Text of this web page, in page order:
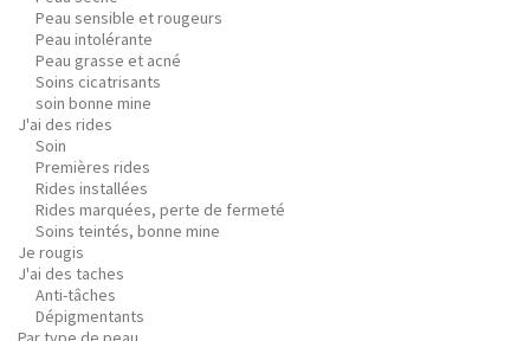
Peau sensible et rougeurs
Peau intolérante
Peau grasse et acné
Soins cicatrisants
soin bonne mine
J'ai des rides
Soin
Premières rides
Rides installées
Rides marquées, perte de fermeté
Soins teintés, bonne mine
Je rougis
J'ai des taches
Anti-tâches
Dépigmentants